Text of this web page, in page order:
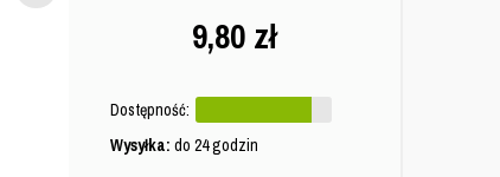
9,80 zł
Dostępność:
Wysyłka: do 24 godzin